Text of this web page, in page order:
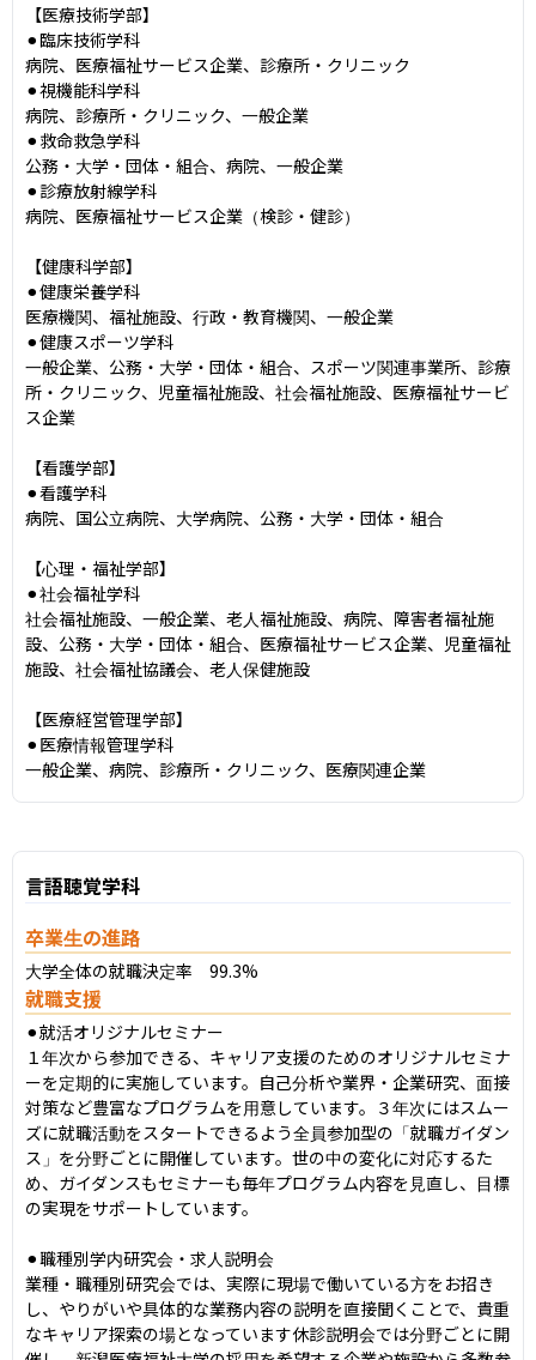
【医療技術学部】
⚫︎臨床技術学科
病院、医療福祉サービス企業、診療所・クリニック
⚫︎視機能科学科
病院、診療所・クリニック、一般企業
⚫︎救命救急学科
公務・大学・団体・組合、病院、一般企業
⚫︎診療放射線学科
病院、医療福祉サービス企業（検診・健診）
【健康科学部】
⚫︎健康栄養学科
医療機関、福祉施設、行政・教育機関、一般企業
⚫︎健康スポーツ学科
一般企業、公務・大学・団体・組合、スポーツ関連事業所、診療
所・クリニック、児童福祉施設、社会福祉施設、医療福祉サービ
ス企業
【看護学部】
⚫︎看護学科
病院、国公立病院、大学病院、公務・大学・団体・組合
【心理・福祉学部】
⚫︎社会福祉学科
社会福祉施設、一般企業、老人福祉施設、病院、障害者福祉施
設、公務・大学・団体・組合、医療福祉サービス企業、児童福祉
施設、社会福祉協議会、老人保健施設
【医療経営管理学部】
⚫︎医療情報管理学科
一般企業、病院、診療所・クリニック、医療関連企業
言語聴覚学科
卒業生の進路
大学全体の就職決定率　99.3%
就職支援
⚫︎就活オリジナルセミナー
１年次から参加できる、キャリア支援のためのオリジナルセミナ
ーを定期的に実施しています。自己分析や業界・企業研究、面接
対策など豊富なプログラムを用意しています。３年次にはスムー
ズに就職活動をスタートできるよう全員参加型の「就職ガイダン
ス」を分野ごとに開催しています。世の中の変化に対応するた
め、ガイダンスもセミナーも毎年プログラム内容を見直し、目標
の実現をサポートしています。
⚫︎職種別学内研究会・求人説明会
業種・職種別研究会では、実際に現場で働いている方をお招き
し、やりがいや具体的な業務内容の説明を直接聞くことで、貴重
なキャリア探索の場となっています休診説明会では分野ごとに開